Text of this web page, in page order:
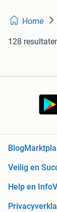
Home
128
Blog
Veilig en
Help en Info